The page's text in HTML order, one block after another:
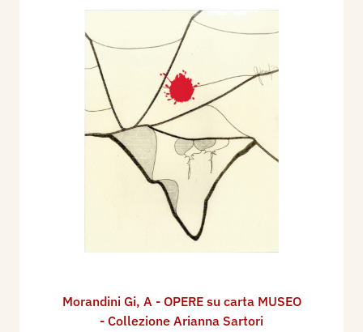
Morandini Gi, A - OPERE su carta MUSEO
- Collezione Arianna Sartori